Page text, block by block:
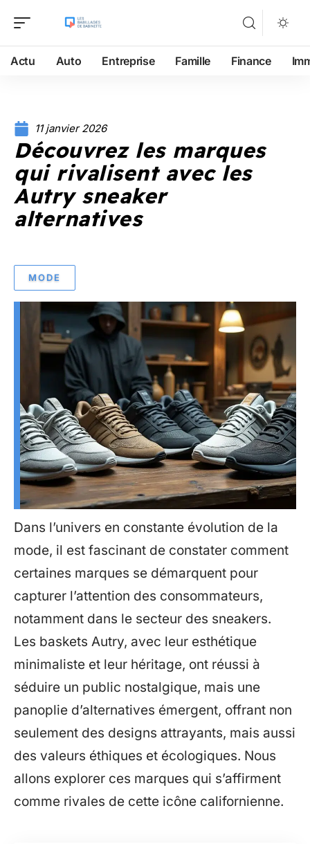
Actu Auto Entreprise Famille Finance
11 janvier 2026
Découvrez les marques
qui rivalisent avec les
Autry sneaker
alternatives
MODE
Dans l’univers en constante évolution de la
mode, il est fascinant de constater comment
certaines marques se démarquent pour
capturer l’attention des consommateurs,
notamment dans le secteur des sneakers.
Les baskets Autry, avec leur esthétique
minimaliste et leur héritage, ont réussi à
séduire un public nostalgique, mais une
panoplie d’alternatives émergent, offrant non
seulement des designs attrayants, mais aussi
des valeurs éthiques et écologiques. Nous
allons explorer ces marques qui s’affirment
comme rivales de cette icône californienne.